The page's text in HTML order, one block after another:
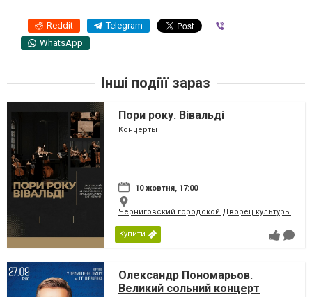
Reddit Telegram
WhatsApp
Інші подіїї зараз
Пори року. Вівальді
Концерты
10 жовтня, 17:00
Черниговский городской Дворец культуры
Купити
Олександр Пономарьов.
Великий сольний концерт